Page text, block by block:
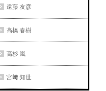
遠藤 友彦
高橋 春樹
高杉 嵐
宮﨑 知世